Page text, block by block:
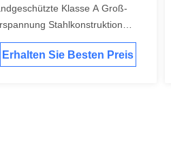
Klasse A Groß-
Stahlkonstruktion
60m Breite Q355B
Erhalten Sie Besten Preis